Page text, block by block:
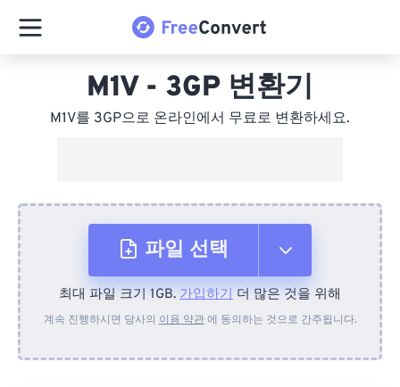
M1V - 3GP 변환기
M1V를 3GP으로 온라인에서 무료로 변환하세요.
파일 선택
장치에서
최대 파일 크기 1GB. 가입하기 더 많은 것을 위해
계속 진행하시면 당사의 이용 약관에 동의하는 것으로 간주됩니다.